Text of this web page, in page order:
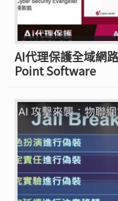
AI代理保護全域網
Point Software